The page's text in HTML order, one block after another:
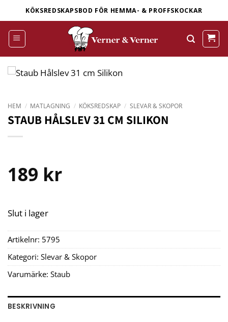
to
content
KÖKSREDSKAPSBOD FÖR HEMMA- & PROFFSKOCKAR
HEM / MATLAGNING / KÖKSREDSKAP / SLEVAR & SKOPOR
STAUB HÅLSLEV 31 CM SILIKON
189 kr
Slut i lager
Artikelnr: 5795
Kategori: Slevar & Skopor
Varumärke: Staub
BESKRIVNING